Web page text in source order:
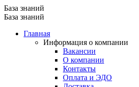
База знаний
База знаний
Главная
Информация о компании
Вакансии
О компании
Контакты
Оплата и ЭДО